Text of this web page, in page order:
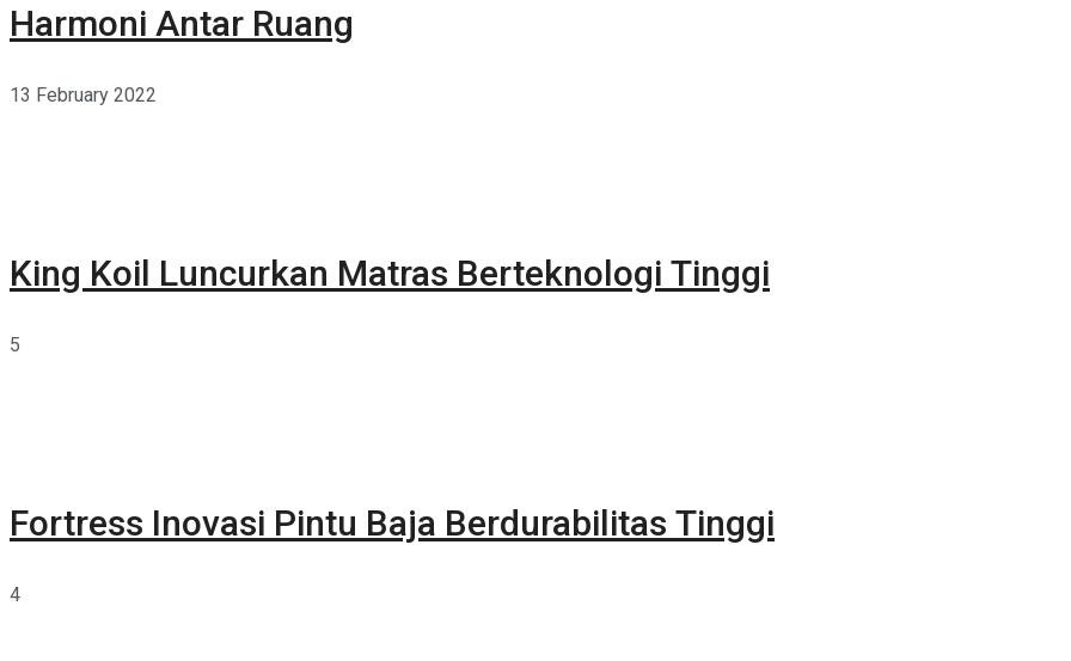
Harmoni Antar Ruang
13 February 2022
King Koil Luncurkan Matras Berteknologi Tinggi
5
Fortress Inovasi Pintu Baja Berdurabilitas Tinggi
4